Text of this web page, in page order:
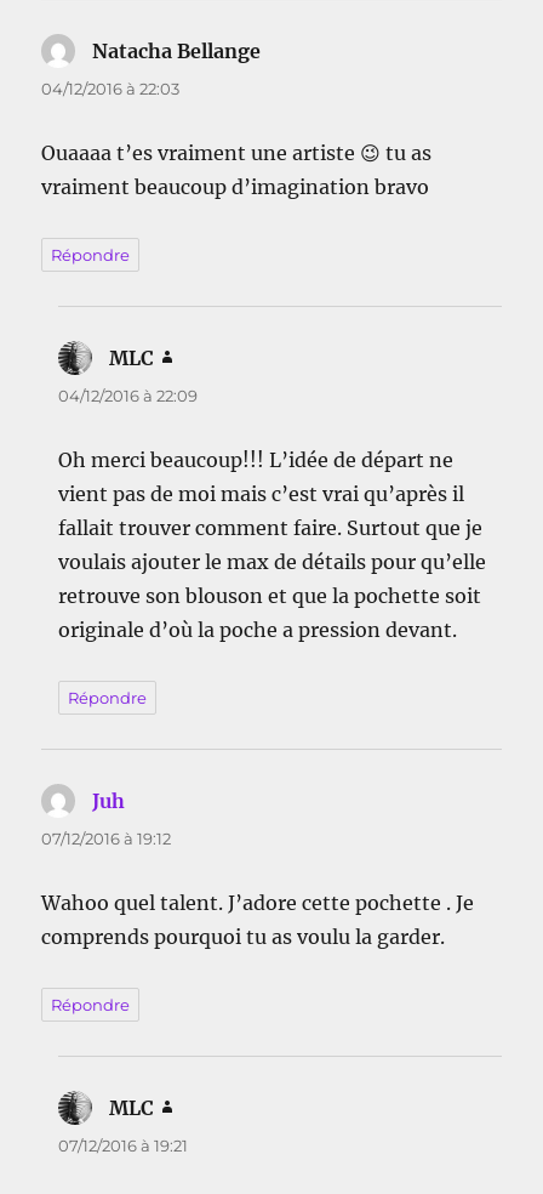
Natacha Bellange
04/12/2016 à 22:03
Ouaaaa t’es vraiment une artiste 😉 tu as
vraiment beaucoup d’imagination bravo
Répondre
MLC
04/12/2016 à 22:09
Oh merci beaucoup!!! L’idée de départ ne
vient pas de moi mais c’est vrai qu’après il
fallait trouver comment faire. Surtout que je
voulais ajouter le max de détails pour qu’elle
retrouve son blouson et que la pochette soit
originale d’où la poche a pression devant.
Répondre
Juh
07/12/2016 à 19:12
Wahoo quel talent. J’adore cette pochette . Je
comprends pourquoi tu as voulu la garder.
Répondre
MLC
07/12/2016 à 19:21